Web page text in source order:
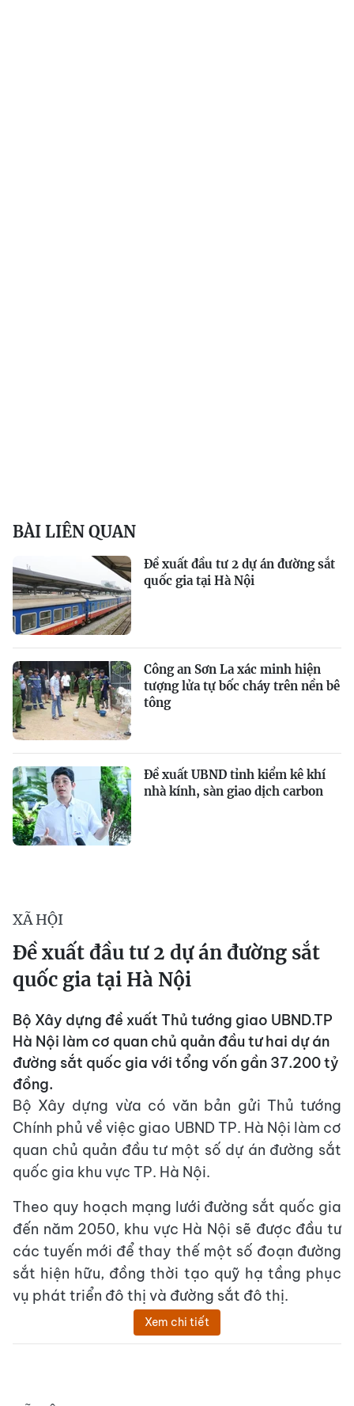
BÀI LIÊN QUAN
Đề xuất đầu tư 2 dự án đường sắt
quốc gia tại Hà Nội
Công an Sơn La xác minh hiện
tượng lửa tự bốc cháy trên nền bê
tông
Đề xuất UBND tỉnh kiểm kê khí
nhà kính, sàn giao dịch carbon
XÃ HỘI
Đề xuất đầu tư 2 dự án đường sắt
quốc gia tại Hà Nội
Bộ Xây dựng đề xuất Thủ tướng giao UBND.TP
Hà Nội làm cơ quan chủ quản đầu tư hai dự án
đường sắt quốc gia với tổng vốn gần 37.200 tỷ
đồng.
Bộ Xây dựng vừa có văn bản gửi Thủ tướng
Chính phủ về việc giao UBND TP. Hà Nội làm cơ
quan chủ quản đầu tư một số dự án đường sắt
quốc gia khu vực TP. Hà Nội.
Theo quy hoạch mạng lưới đường sắt quốc gia
đến năm 2050, khu vực Hà Nội sẽ được đầu tư
các tuyến mới để thay thế một số đoạn đường
sắt hiện hữu, đồng thời tạo quỹ hạ tầng phục
vụ phát triển đô thị và đường sắt đô thị.
Xem chi tiết